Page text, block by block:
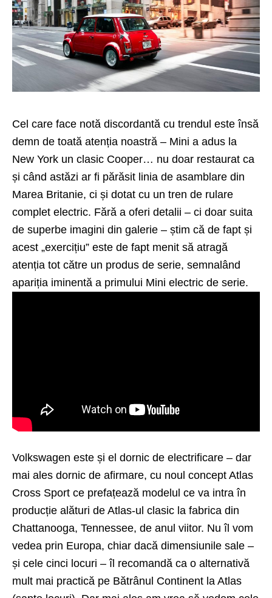
Cel care face notă discordantă cu trendul este însă
demn de toată atenția noastră – Mini a adus la
New York un clasic Cooper… nu doar restaurat ca
și când astăzi ar fi părăsit linia de asamblare din
Marea Britanie, ci și dotat cu un tren de rulare
complet electric. Fără a oferi detalii – ci doar suita
de superbe imagini din galerie – știm că de fapt și
acest „exercițiu” este de fapt menit să atragă
atenția tot către un produs de serie, semnalând
apariția iminentă a primului Mini electric de serie.
Volkswagen este și el dornic de electrificare – dar
mai ales dornic de afirmare, cu noul concept Atlas
Cross Sport ce prefațează modelul ce va intra în
producție alături de Atlas-ul clasic la fabrica din
Chattanooga, Tennessee, de anul viitor. Nu îl vom
vedea prin Europa, chiar dacă dimensiunile sale –
și cele cinci locuri – îl recomandă ca o alternativă
mult mai practică pe Bătrânul Continent la Atlas